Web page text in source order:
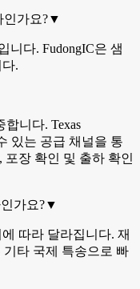
인가요?▼
니다. FudongIC은 샘
.
니다. Texas
있는 공급 채널을 통
장 확인 및 출하 확인
가요?▼
따라 달라집니다. 재
기타 국제 특송으로 빠